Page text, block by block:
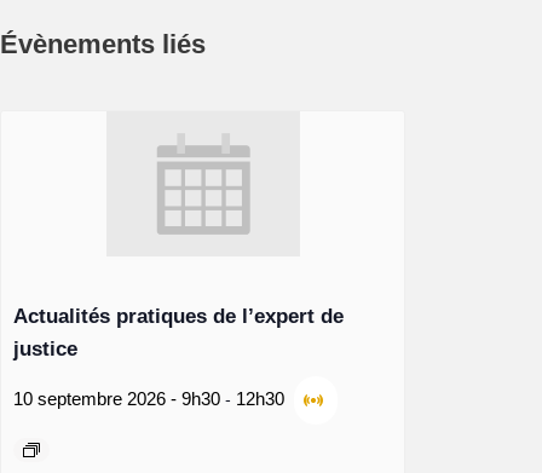
Évènements liés
Actualités pratiques de l’expert de
justice
10 septembre 2026 - 9h30 - 12h30